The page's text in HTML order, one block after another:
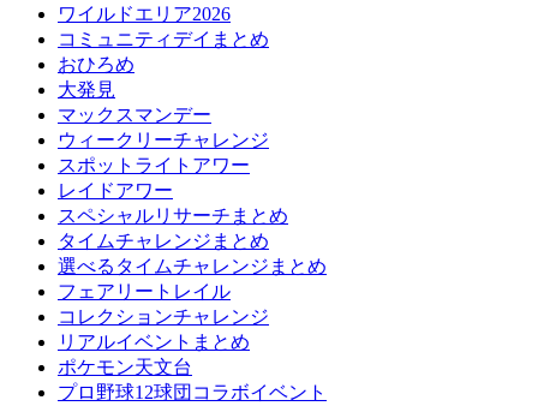
ワイルドエリア2026
コミュニティデイまとめ
おひろめ
大発見
マックスマンデー
ウィークリーチャレンジ
スポットライトアワー
レイドアワー
スペシャルリサーチまとめ
タイムチャレンジまとめ
選べるタイムチャレンジまとめ
フェアリートレイル
コレクションチャレンジ
リアルイベントまとめ
ポケモン天文台
プロ野球12球団コラボイベント